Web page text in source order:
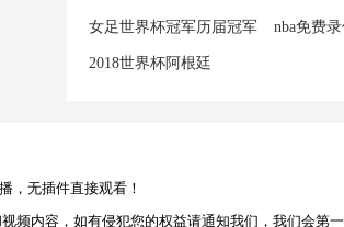
女足世界杯冠军历届冠军 nba免费
2018世界杯阿根廷
，无插件直接观看！
内容，如有侵犯您的权益请通知我们，我们会第